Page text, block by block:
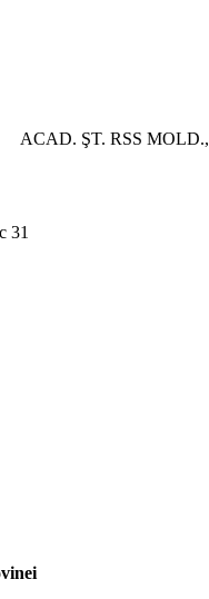
ACAD. ŞT. RSS MOLD.,
31